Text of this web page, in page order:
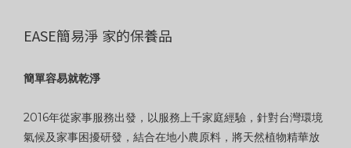
EASE簡易淨 家的保養品
簡單容易就乾淨
2016年從家事服務出發，以服務上千家庭經驗，針對台灣環境
氣候及家事困擾研發，結合在地小農原料，將天然植物精華放